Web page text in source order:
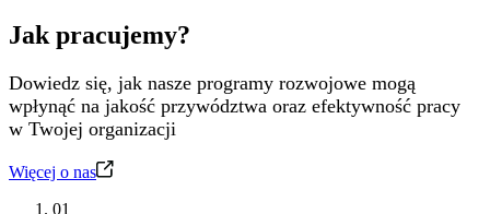
Jak pracujemy?
Dowiedz się, jak nasze programy rozwojowe mogą
wpłynąć na jakość przywództwa oraz efektywność pracy
w Twojej organizacji
Więcej o nas
01